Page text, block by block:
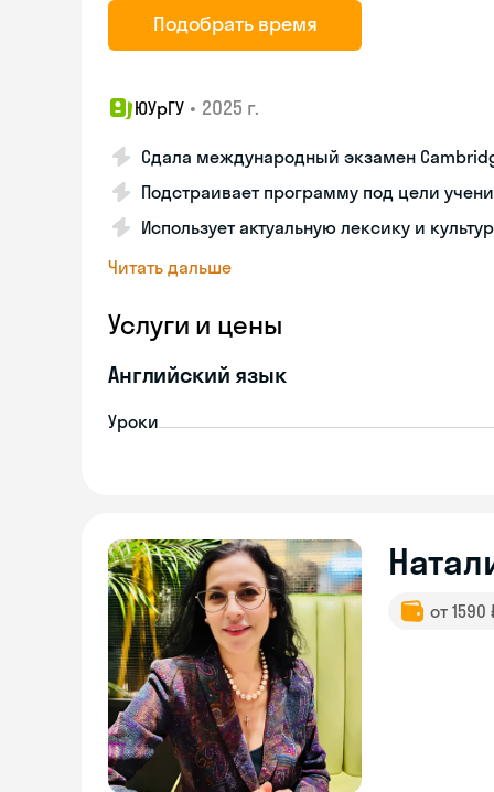
Подобрать время
ЮУрГУ • 2025 г.
Сдала международный экзамен
Подстраивает программу под цели
Использует актуальную лексику и
Читать дальше
Услуги и цены
Английский язык
Уроки
от